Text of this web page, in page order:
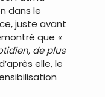
dans le
juste avant
que «
de plus
elle, le